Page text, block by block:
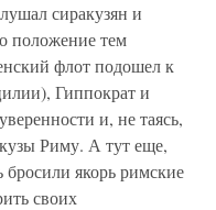
сиракузян и
положение тем
флот подошел к
Гиппократ и
и, не таясь,
Риму. А тут еще,
бросили якорь римские
своих